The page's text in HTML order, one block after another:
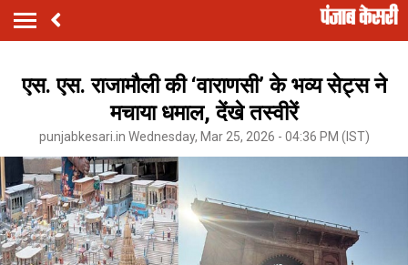
एस. एस. राजामौली की ‘वाराणसी’ के भव्य सेट्स ने
मचाया धमाल, देंखे तस्वीरें
punjabkesari.in Wednesday, Mar 25, 2026 - 04:36 PM (IST)